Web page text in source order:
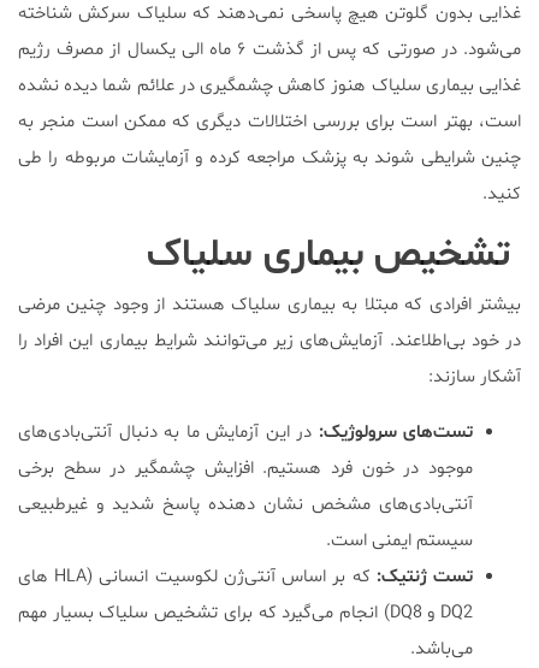
غذایی بدون گلوتن هیچ پاسخی نمی‌دهند که سلیاک سرکش شناخته
می‌شود. در صورتی که پس از گذشت ۶ ماه الی یکسال از مصرف رژیم
غذایی بیماری سلیاک هنوز کاهش چشمگیری در علائم شما دیده نشده
است، بهتر است برای بررسی اختلالات دیگری که ممکن است منجر به
چنین شرایطی شوند به پزشک مراجعه کرده و آزمایشات مربوطه را طی
کنید.
تشخیص بیماری سلیاک
بیشتر افرادی که مبتلا به بیماری سلیاک هستند از وجود چنین مرضی
در خود بی‌اطلاعند. آزمایش‌های زیر می‌توانند شرایط بیماری این افراد را
آشکار سازند:
تست‌های سرولوژیک: در این آزمایش ما به دنبال آنتی‌بادی‌های
موجود در خون فرد هستیم. افزایش چشمگیر در سطح برخی
آنتی‌بادی‌های مشخص نشان دهنده پاسخ شدید و غیرطبیعی
سیستم ایمنی است.
تست ژنتیک:
که بر اساس آنتی‌ژن لکوسیت انسانی (HLA های
DQ2 و DQ8) انجام می‌گیرد که برای تشخیص سلیاک بسیار مهم
می‌باشد.